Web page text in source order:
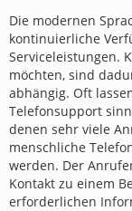
Die modernen
kontinuierliche
Serviceleistungen.
möchten, sind
abhängig. Oft
Telefonsupport
denen sehr viele
menschliche
werden. Der
Kontakt zu einem
erforderlichen